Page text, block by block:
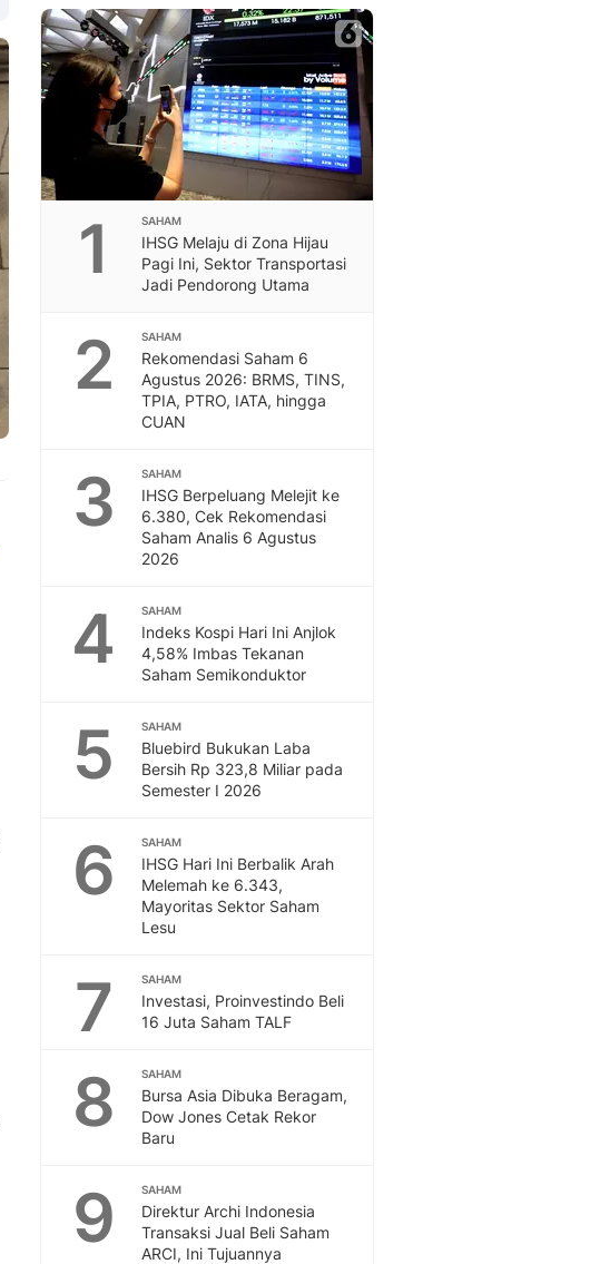
1 SAHAM
IHSG Melaju di Zona Hijau
Pagi Ini, Sektor Transportasi
Jadi Pendorong Utama
2 SAHAM
Rekomendasi Saham 6
Agustus 2026: BRMS, TINS,
TPIA, PTRO, IATA, hingga
CUAN
3 SAHAM
IHSG Berpeluang Melejit ke
6.380, Cek Rekomendasi
Saham Analis 6 Agustus
2026
4 SAHAM
Indeks Kospi Hari Ini Anjlok
4,58% Imbas Tekanan
Saham Semikonduktor
5 SAHAM
Bluebird Bukukan Laba
Bersih Rp 323,8 Miliar pada
Semester I 2026
6 SAHAM
IHSG Hari Ini Berbalik Arah
Melemah ke 6.343,
Mayoritas Sektor Saham
Lesu
7 SAHAM
Investasi, Proinvestindo Beli
16 Juta Saham TALF
8 SAHAM
Bursa Asia Dibuka Beragam,
Dow Jones Cetak Rekor
Baru
9 SAHAM
Direktur Archi Indonesia
Transaksi Jual Beli Saham
ARCI, Ini Tujuannya